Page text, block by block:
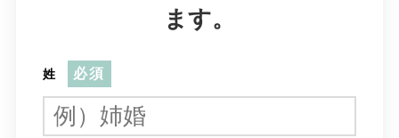
ます。
姓 必須